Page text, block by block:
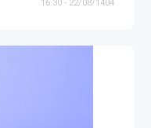
22/08/1404 - 16:30